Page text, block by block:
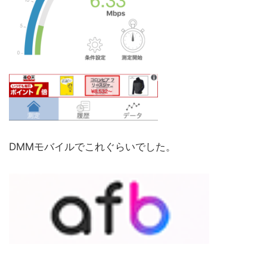
DMMモバイルでこれぐらいでした。